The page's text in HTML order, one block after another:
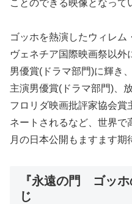
ことのできる映像となって
ゴッホを熱演したウィレム
ヴェネチア国際映画祭以
男優賞(ドラマ部門)に輝き
主演男優賞(ドラマ部門)、
フロリダ映画批評家協会賞
ネートされるなど、世界で
月の日本公開もますます期
『永遠の門 ゴッ
じ